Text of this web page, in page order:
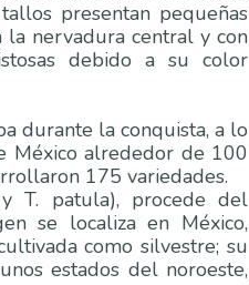
presentan pequeñas
la nervadura central y con
debido a su color
durante la conquista, a lo
México alrededor de 100
175 variedades.
T. patula), procede del
se localiza en México,
como silvestre; su
estados del noroeste,